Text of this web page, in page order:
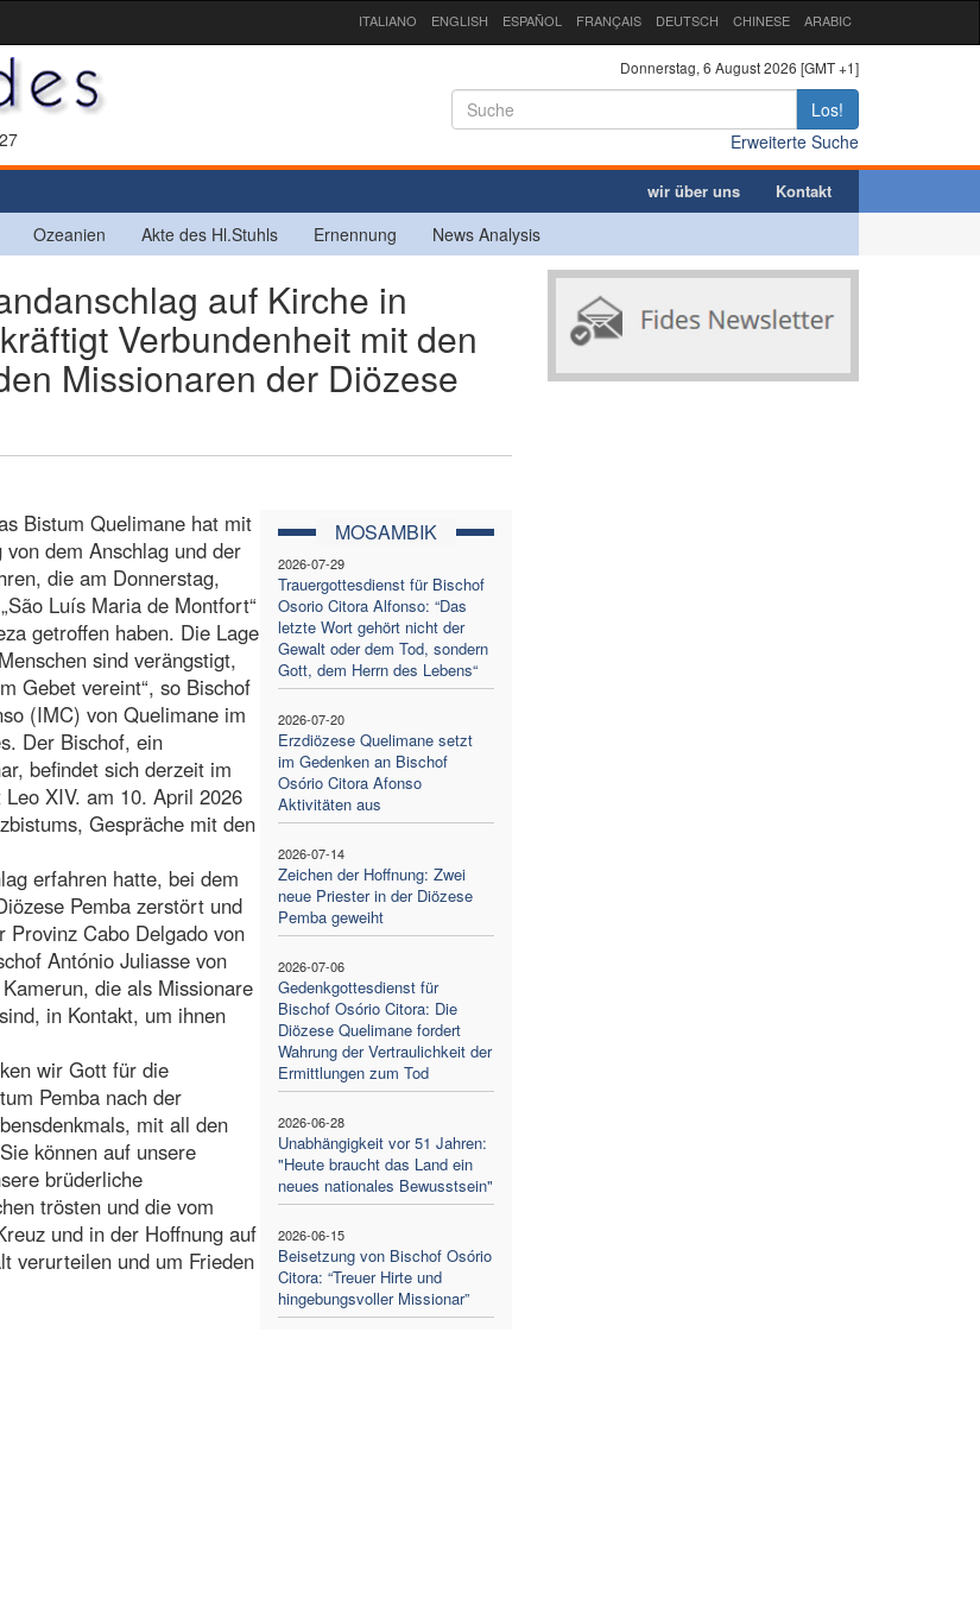
ITALIANO ENGLISH ESPAÑOL FRANÇAIS DEUTSCH CHINESE ARABIC
Donnerstag, 6 August 2026 [GMT +1]
Los!
Erweiterte Suche
wir über uns Kontakt
Ozeanien Akte des Hl.Stuhls Ernennung News Analysis
auf Kirche in
Verbundenheit mit den
Missionaren der Diözese
MOSAMBIK
2026-07-29
Trauergottesdienst für Bischof
Osorio Citora Alfonso: “Das
letzte Wort gehört nicht der
Gewalt oder dem Tod, sondern
Gott, dem Herrn des Lebens“
2026-07-20
Erzdiözese Quelimane setzt
im Gedenken an Bischof
Osório Citora Afonso
Aktivitäten aus
2026-07-14
Zeichen der Hoffnung: Zwei
neue Priester in der Diözese
Pemba geweiht
2026-07-06
Gedenkgottesdienst für
Bischof Osório Citora: Die
Diözese Quelimane fordert
Wahrung der Vertraulichkeit der
Ermittlungen zum Tod
2026-06-28
Unabhängigkeit vor 51 Jahren:
"Heute braucht das Land ein
neues nationales Bewusstsein"
2026-06-15
Beisetzung von Bischof Osório
Citora: “Treuer Hirte und
hingebungsvoller Missionar”
Bistum Quelimane hat mit
dem Anschlag und der
die am Donnerstag,
Luís Maria de Montfort“
getroffen haben. Die Lage
sind verängstigt,
Gebet vereint“, so Bischof
(IMC) von Quelimane im
Der Bischof, ein
befindet sich derzeit im
XIV. am 10. April 2026
Gespräche mit den
erfahren hatte, bei dem
Pemba zerstört und
Provinz Cabo Delgado von
António Juliasse von
die als Missionare
in Kontakt, um ihnen
wir Gott für die
Pemba nach der
mit all den
können auf unsere
brüderliche
trösten und die vom
und in der Hoffnung auf
verurteilen und um Frieden